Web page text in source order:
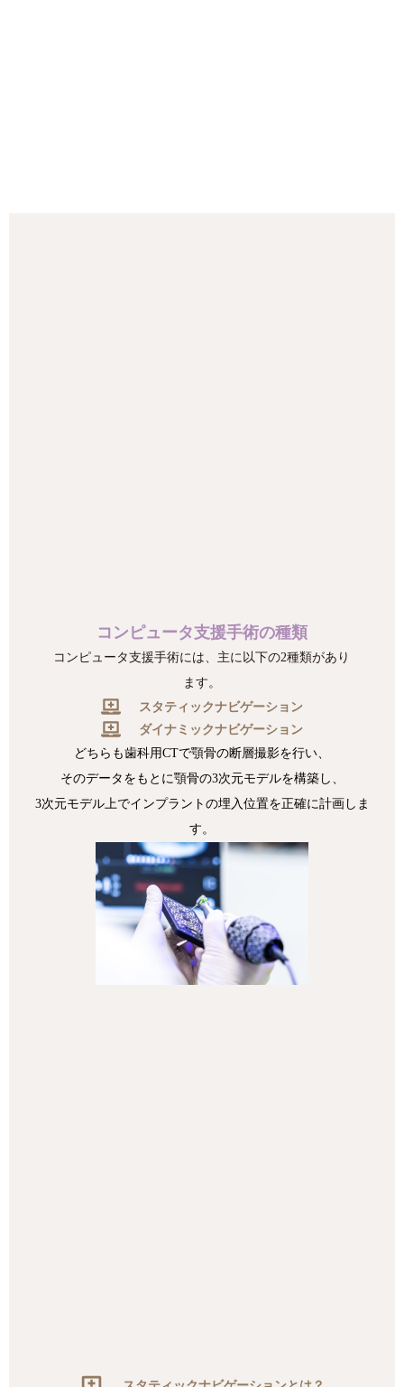
コンピュータ支援手術の種類
コンピュータ支援手術には、主に以下の2種類があり
ます。
スタティックナビゲーション
ダイナミックナビゲーション
どちらも歯科用CTで顎骨の断層撮影を行い、
そのデータをもとに顎骨の3次元モデルを構築し、
3次元モデル上でインプラントの埋入位置を正確に計画しま
す。